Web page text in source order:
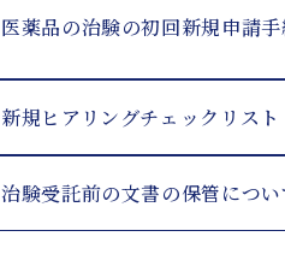
医薬品の治験の初回新規申請
新規ヒアリングチェックリスト
治験受託前の文書の保管につい